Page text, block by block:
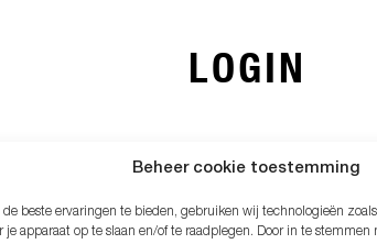
Beheer cookie toestemming
de beste ervaringen te bieden, gebruiken wij technologieën
je apparaat op te slaan en/of te raadplegen. Door in te stemmen
LOGIN